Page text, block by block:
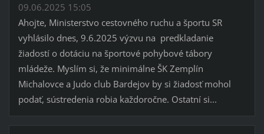
09.06.2025 15:05
Ahojte, Ministerstvo cestovného ruchu a športu SR
vyhlásilo dnes, 9.6.2025 výzvu na predkladanie
žiadostí o dotáciu na športové pohybové tábory
mládeže. Myslím si, že minimálne ŠK Zemplín
Michalovce a Judo club Bardejov by si žiadosť mohol
podať, sústredenia robia každoročne. Ostatní si...